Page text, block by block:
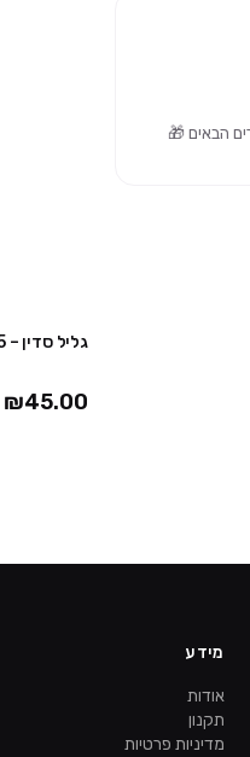
גליל סדין – 75 מטר – עלמה
₪45.00
מידע
אודות
תקנון
מדיניות פרטיות